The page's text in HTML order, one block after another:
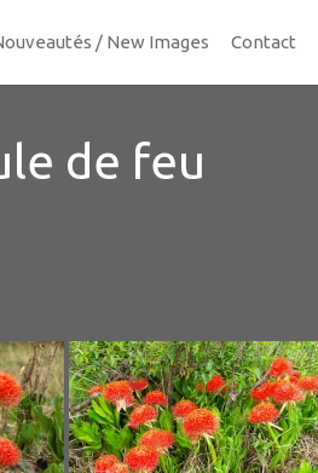
/ New Images Contact
de feu